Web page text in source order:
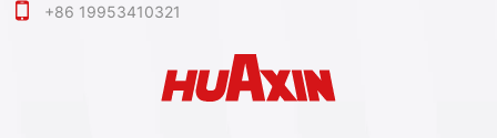
+86 19953410321